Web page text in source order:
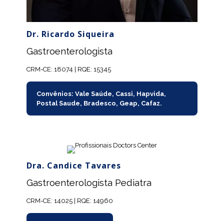
Dr. Ricardo Siqueira
Gastroenterologista
CRM-CE: 18074 | RQE: 15345
Convênios: Vale Saúde, Cassi, Hapvida,
Postal Saude, Bradesco, Geap, Cafaz.
Dra. Candice Tavares
Gastroenterologista Pediatra
CRM-CE: 14025 | RQE: 14960